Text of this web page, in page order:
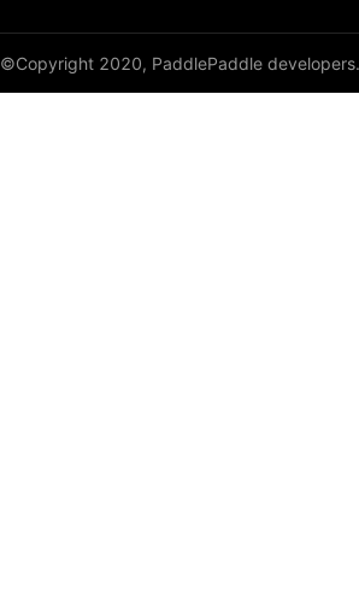
©Copyright 2020, PaddlePaddle developers.